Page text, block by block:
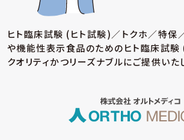
ヒト臨床試験 (ヒト試験)／トクホ／特保
や機能性表示食品のためのヒト臨床試験
クオリティかつリーズナブルにご提供いた